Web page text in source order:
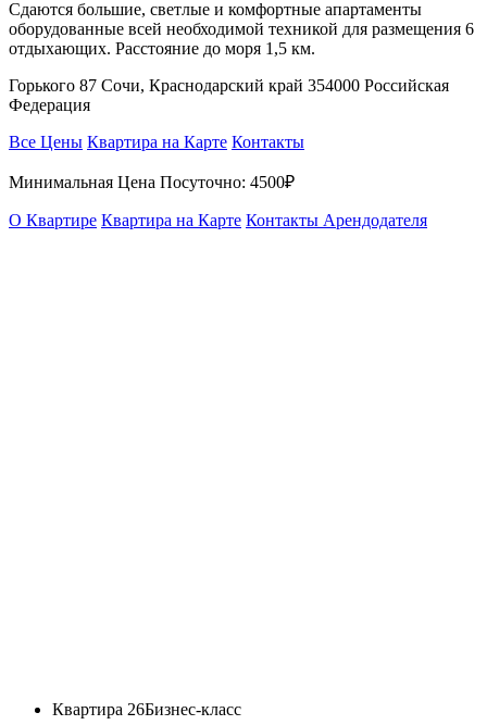
Сдаются большие, светлые и комфортные апартаменты
оборудованные всей необходимой техникой для размещения 6
отдыхающих. Расстояние до моря 1,5 км.
Горького 87 Сочи, Краснодарский край 354000 Российская
Федерация
Все Цены Квартира на Карте Контакты
Минимальная Цена Посуточно: 4500₽
О Квартире Квартира на Карте Контакты Арендодателя
Квартира 26Бизнес-класс